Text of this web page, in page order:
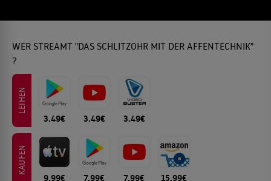
WER STREAMT "DAS SCHLITZOHR MIT DER AFFENTECHNIK"
?
LEIHEN
3.49€ 3.49€ 3.49€
KAUFEN
9.99€ 7.99€ 7.99€ 15.99€